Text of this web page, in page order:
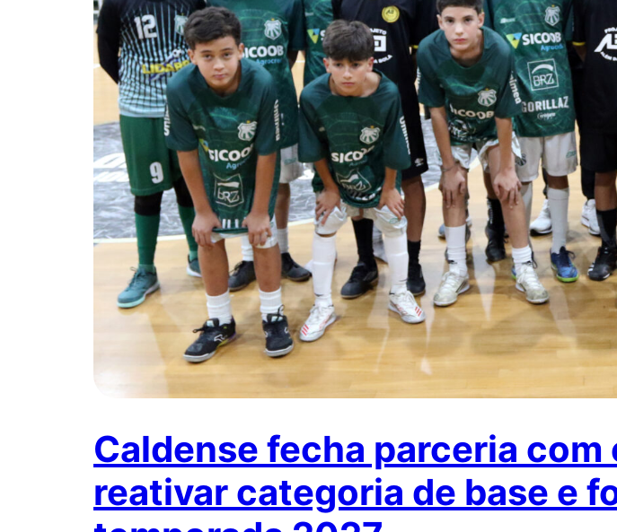
Caldense fecha parceria
reativar categoria de base e